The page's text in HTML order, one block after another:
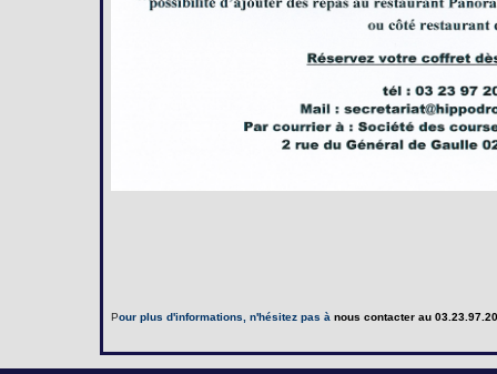
Pour plus d'informations, n'hésitez pas à nous contacterau